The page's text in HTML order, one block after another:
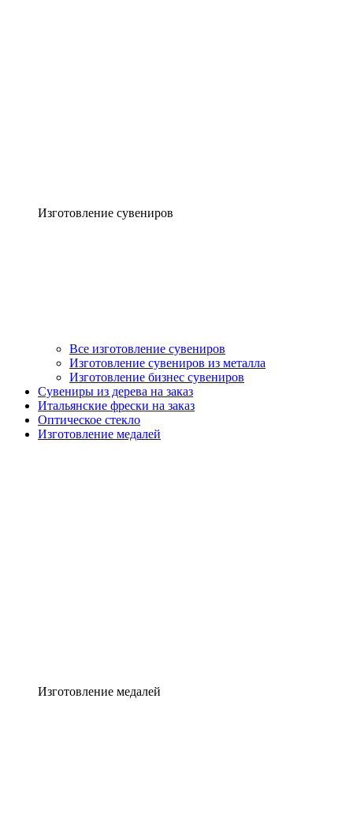
Изготовление сувениров
Все изготовление сувениров
Изготовление сувениров из металла
Изготовление бизнес сувениров
Сувениры из дерева на заказ
Итальянские фрески на заказ
Оптическое стекло
Изготовление медалей
Изготовление медалей